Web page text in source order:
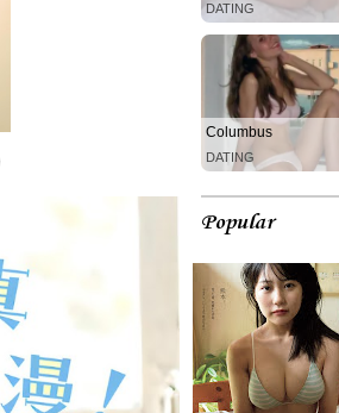
DATING
Columbus
DATING
Popular